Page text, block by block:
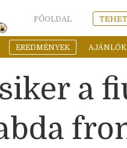
FŐOLDAL
EREDMÉNYEK AJÁNLÓK
a